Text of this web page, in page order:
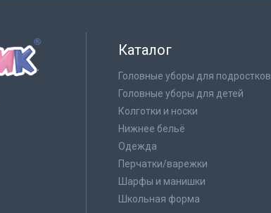
Каталог
Головные уборы для подростков
Головные уборы для детей
Колготки и носки
Нижнее бельё
Одежда
Перчатки/варежки
Шарфы и манишки
Школьная форма